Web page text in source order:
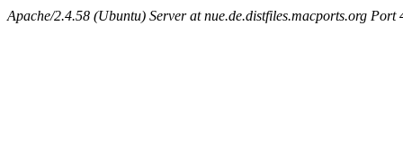
Apache/2.4.58 (Ubuntu) Server at nue.de.distfiles.macports.org Port